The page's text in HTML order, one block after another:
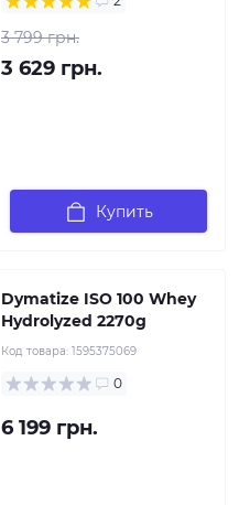
3 799 грн.
3 629 грн.
Купить
Dymatize ISO 100 Whey
Hydrolyzed 2270g
Код товара: 1595375069
0
6 199 грн.